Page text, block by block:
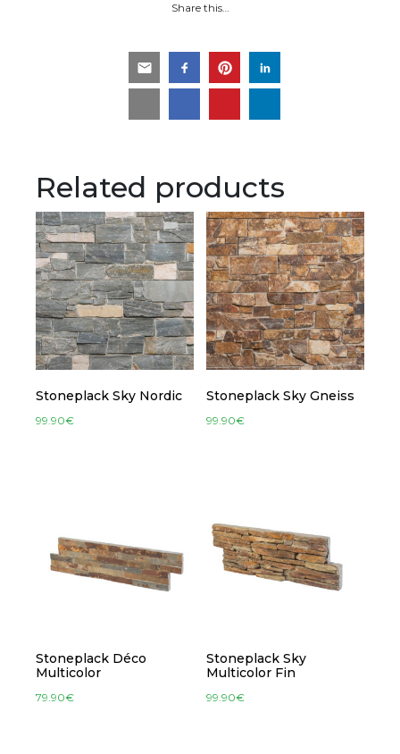
Share this…
Related products
Stoneplack Sky Nordic
99.90€
Stoneplack Sky Gneiss
99.90€
Stoneplack Déco
Multicolor
79.90€
Stoneplack Sky
Multicolor Fin
99.90€